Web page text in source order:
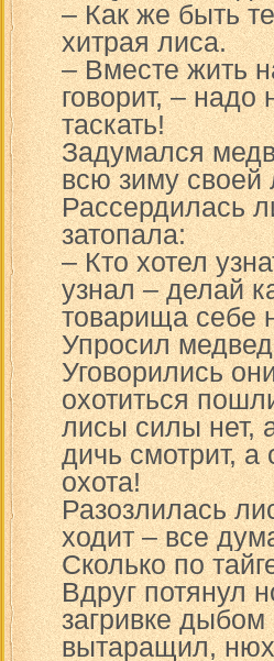
– Как же быть
хитрая лиса.
– Вместе жить
говорит, – надо
таскать!
Задумался
всю зиму своей
Рассердилась
затопала:
– Кто хотел
узнал – делай
товарища себе
Упросил
Уговорились
охотиться
лисы силы нет,
дичь смотрит, а
охота!
Разозлилась
ходит – все
Сколько по
Вдруг потянул
загривке дыбом
вытаращил,